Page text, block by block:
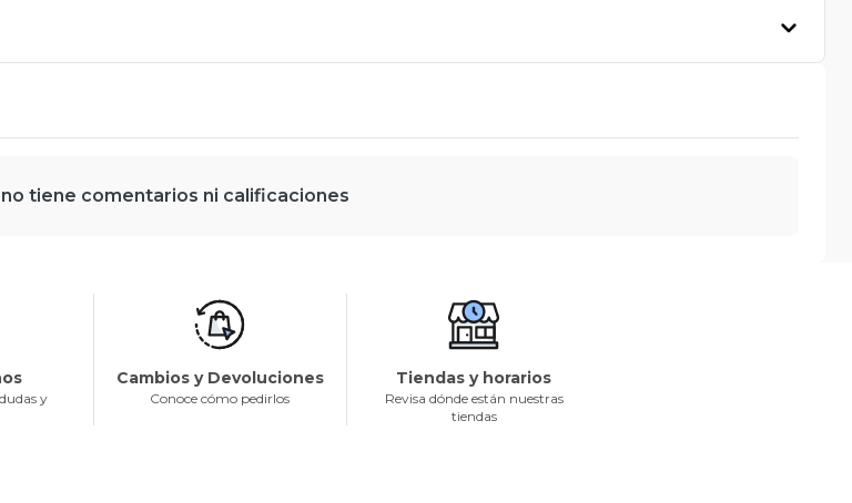
tiene comentarios ni calificaciones
y
Cambios y Devoluciones
Conoce cómo pedirlos
Tiendas y horarios
Revisa dónde están nuestras
tiendas